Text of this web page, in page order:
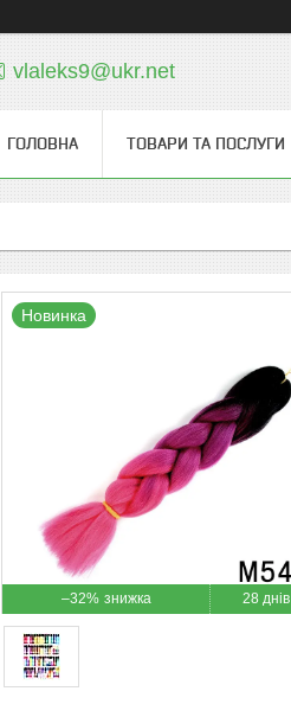
vlaleks9@ukr.net
ГОЛОВНА ТОВАРИ ТА ПОСЛУГИ
–32% 28 днів
Новинка